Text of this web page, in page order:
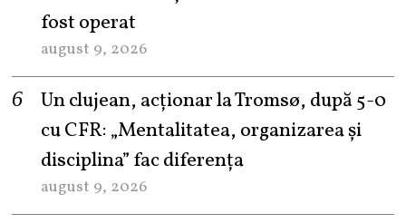
fost operat
august 9, 2026
Un clujean, acționar la Tromsø, după 5-0
cu CFR: „Mentalitatea, organizarea și
disciplina” fac diferența
august 9, 2026